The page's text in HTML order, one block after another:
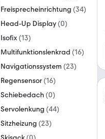
Freisprecheinrichtung (34)
Head-Up Display(0)
Isofix(13)
Multifunktionslenkrad (16)
Navigationssystem (23)
Regensensor(16)
Schiebedach (0)
Servolenkung (44)
Sitzheizung (23)